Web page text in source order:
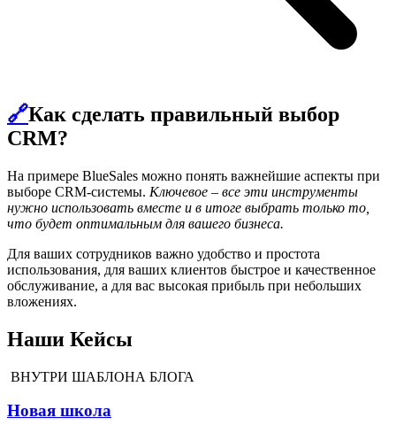
🔗Как сделать правильный выбор
CRM?
На примере BlueSales можно понять важнейшие аспекты при
выборе CRM-системы. Ключевое – все эти инструменты
нужно использовать вместе и в итоге выбрать только то,
что будет оптимальным для вашего бизнеса.
Для ваших сотрудников важно удобство и простота
использования, для ваших клиентов быстрое и качественное
обслуживание, а для вас высокая прибыль при небольших
вложениях.
Наши Кейсы
ВНУТРИ ШАБЛОНА БЛОГА
Новая школа